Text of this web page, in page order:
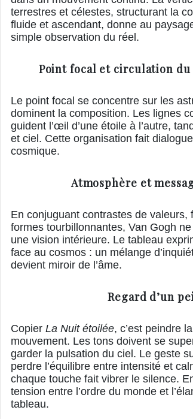
terrestres et célestes, structurant la
fluide et ascendant, donne au
simple observation du réel.
Point focal et circulation
Le point focal se concentre sur les
dominent la composition. Les lignes
guident l’œil d’une étoile à l’autre,
et ciel. Cette organisation fait
cosmique.
Atmosphère et
En conjuguant contrastes de valeurs,
formes tourbillonnantes, Van Gogh
une vision intérieure. Le tableau
face au cosmos : un mélange
devient miroir de l’âme.
Regard d’un
Copier La Nuit étoilée, c’est peindre
mouvement. Les tons doivent se
garder la pulsation du ciel. Le geste
perdre l’équilibre entre intensité et
chaque touche fait vibrer le silence.
tension entre l’ordre du monde et
tableau.